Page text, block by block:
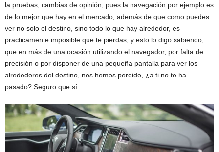
la pruebas, cambias de opinión, pues la navegación por ejemplo es
de lo mejor que hay en el mercado, además de que como puedes
ver no solo el destino, sino todo lo que hay alrededor, es
prácticamente imposible que te pierdas, y esto lo digo sabiendo,
que en más de una ocasión utilizando el navegador, por falta de
precisión o por disponer de una pequeña pantalla para ver los
alrededores del destino, nos hemos perdido, ¿a ti no te ha
pasado? Seguro que sí.